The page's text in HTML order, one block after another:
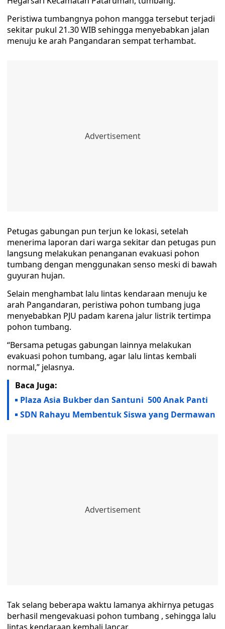
Peristiwa tumbangnya pohon mangga tersebut terjadi
sekitar pukul 21.30 WIB sehingga menyebabkan jalan
menuju ke arah Pangandaran sempat terhambat.
Petugas gabungan pun terjun ke lokasi, setelah
menerima laporan dari warga sekitar dan petugas pun
langsung melakukan penanganan evakuasi pohon
tumbang dengan menggunakan senso meski di bawah
guyuran hujan.
Selain menghambat lalu lintas kendaraan menuju ke
arah Pangandaran, peristiwa pohon tumbang juga
menyebabkan PJU padam karena jalur listrik tertimpa
pohon tumbang.
“Bersama petugas gabungan lainnya melakukan
evakuasi pohon tumbang, agar lalu lintas kembali
normal,” jelasnya.
Baca Juga:
Plaza Asia Bukber dan Santuni 500 Anak Panti
SDN Rahayu Membentuk Siswa yang Dermawan
Tak selang beberapa waktu lamanya akhirnya petugas
berhasil mengevakuasi pohon tumbang , sehingga lalu